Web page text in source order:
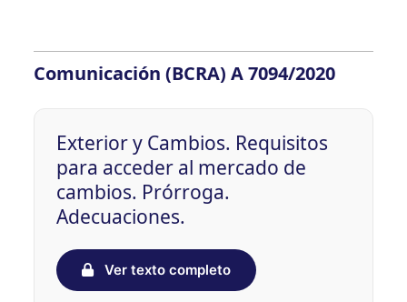
Comunicación (BCRA) A 7094/2020
Exterior y Cambios. Requisitos
para acceder al mercado de
cambios. Prórroga.
Adecuaciones.
Ver texto completo